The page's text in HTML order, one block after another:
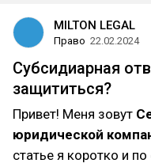
MILTON LEGAL
Право 22.02.2024
Субсидиарная
защититься?
Привет! Меня зовут
юридической
статье я коротко и